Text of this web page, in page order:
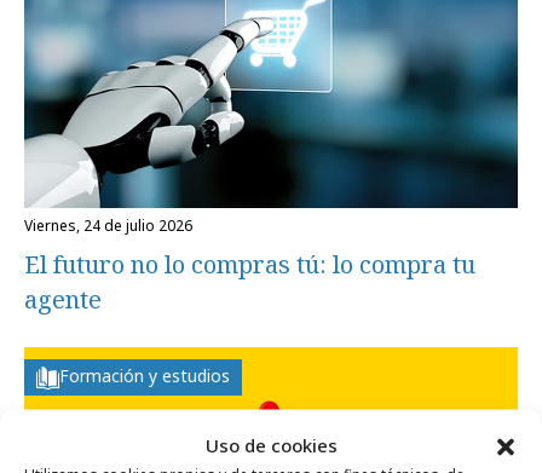
Uso de cookies
viernes, 24 de julio 2026
El futuro no lo compras tú: lo compra tu
agente
Formación y estudios